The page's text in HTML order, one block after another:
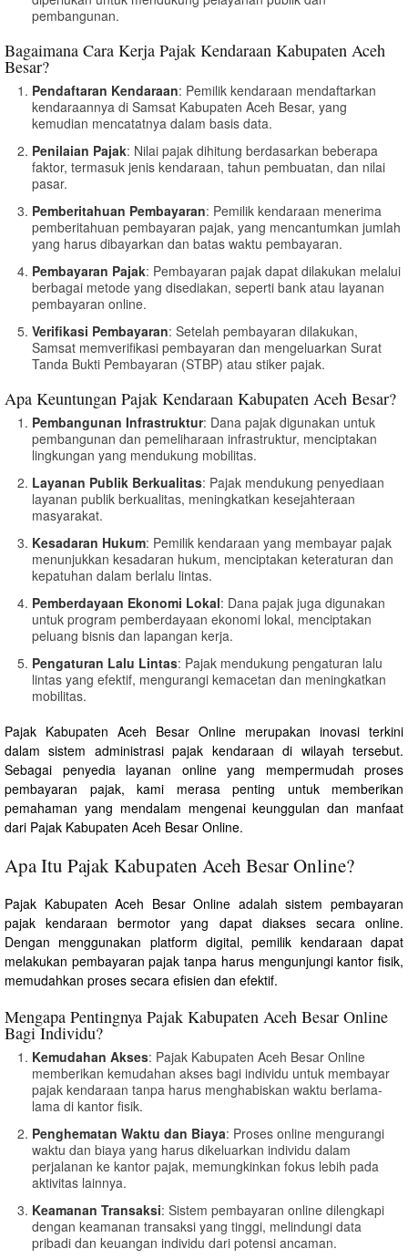
pembangunan.
Bagaimana Cara Kerja Pajak Kendaraan Kabupaten Aceh
Besar?
Pendaftaran Kendaraan: Pemilik kendaraan mendaftarkan
kendaraannya di Samsat Kabupaten Aceh Besar, yang
kemudian mencatatnya dalam basis data.
Penilaian Pajak: Nilai pajak dihitung berdasarkan beberapa
faktor, termasuk jenis kendaraan, tahun pembuatan, dan nilai
pasar.
Pemberitahuan Pembayaran: Pemilik kendaraan menerima
pemberitahuan pembayaran pajak, yang mencantumkan jumlah
yang harus dibayarkan dan batas waktu pembayaran.
Pembayaran Pajak: Pembayaran pajak dapat dilakukan melalui
berbagai metode yang disediakan, seperti bank atau layanan
pembayaran online.
Verifikasi Pembayaran: Setelah pembayaran dilakukan,
Samsat memverifikasi pembayaran dan mengeluarkan Surat
Tanda Bukti Pembayaran (STBP) atau stiker pajak.
Apa Keuntungan Pajak Kendaraan Kabupaten Aceh Besar?
Pembangunan Infrastruktur: Dana pajak digunakan untuk
pembangunan dan pemeliharaan infrastruktur, menciptakan
lingkungan yang mendukung mobilitas.
Layanan Publik Berkualitas: Pajak mendukung penyediaan
layanan publik berkualitas, meningkatkan kesejahteraan
masyarakat.
Kesadaran Hukum: Pemilik kendaraan yang membayar pajak
menunjukkan kesadaran hukum, menciptakan keteraturan dan
kepatuhan dalam berlalu lintas.
Pemberdayaan Ekonomi Lokal: Dana pajak juga digunakan
untuk program pemberdayaan ekonomi lokal, menciptakan
peluang bisnis dan lapangan kerja.
Pengaturan Lalu Lintas: Pajak mendukung pengaturan lalu
lintas yang efektif, mengurangi kemacetan dan meningkatkan
mobilitas.
Pajak Kabupaten Aceh Besar Online merupakan inovasi terkini
dalam sistem administrasi pajak kendaraan di wilayah tersebut.
Sebagai penyedia layanan online yang mempermudah proses
pembayaran pajak, kami merasa penting untuk memberikan
pemahaman yang mendalam mengenai keunggulan dan manfaat
dari Pajak Kabupaten Aceh Besar Online.
Apa Itu Pajak Kabupaten Aceh Besar Online?
Pajak Kabupaten Aceh Besar Online adalah sistem pembayaran
pajak kendaraan bermotor yang dapat diakses secara online.
Dengan menggunakan platform digital, pemilik kendaraan dapat
melakukan pembayaran pajak tanpa harus mengunjungi kantor fisik,
memudahkan proses secara efisien dan efektif.
Mengapa Pentingnya Pajak Kabupaten Aceh Besar Online
Bagi Individu?
Kemudahan Akses: Pajak Kabupaten Aceh Besar Online
memberikan kemudahan akses bagi individu untuk membayar
pajak kendaraan tanpa harus menghabiskan waktu berlama-
lama di kantor fisik.
Penghematan Waktu dan Biaya: Proses online mengurangi
waktu dan biaya yang harus dikeluarkan individu dalam
perjalanan ke kantor pajak, memungkinkan fokus lebih pada
aktivitas lainnya.
Keamanan Transaksi: Sistem pembayaran online dilengkapi
dengan keamanan transaksi yang tinggi, melindungi data
pribadi dan keuangan individu dari potensi ancaman.